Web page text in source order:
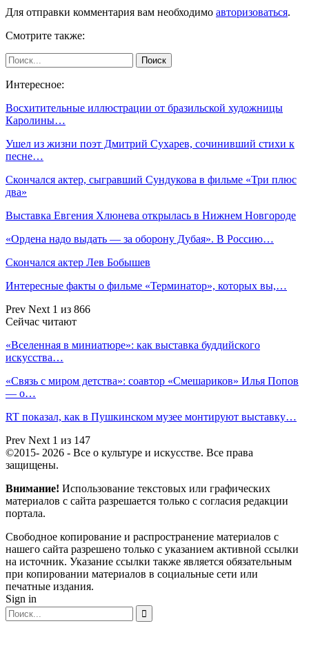
Для отправки комментария вам необходимо авторизоваться.
Смотрите также:
Интересное:
Восхитительные иллюстрации от бразильской художницы
Каролины…
Ушел из жизни поэт Дмитрий Сухарев, сочинивший стихи к
песне…
Скончался актер, сыгравший Сундукова в фильме «Три плюс
два»
Выставка Евгения Хлюнева открылась в Нижнем Новгороде
«Ордена надо выдать — за оборону Дубая». В Россию…
Скончался актер Лев Бобышев
Интересные факты о фильме «Терминатор», которых вы,…
Prev Next 1 из 866
Сейчас читают
«Вселенная в миниатюре»: как выставка буддийского
искусства…
«Связь с миром детства»: соавтор «Смешариков» Илья Попов
— о…
RT показал, как в Пушкинском музее монтируют выставку…
Prev Next 1 из 147
©2015- 2026 - Все о культуре и искусстве. Все права
защищены.
Внимание! Использование текстовых или графических
материалов с сайта разрешается только c согласия редакции
портала.
Свободное копирование и распространение материалов с
нашего сайта разрешено только с указанием активной ссылки
на источник. Указание ссылки также является обязательным
при копировании материалов в социальные сети или
печатные издания.
Sign in